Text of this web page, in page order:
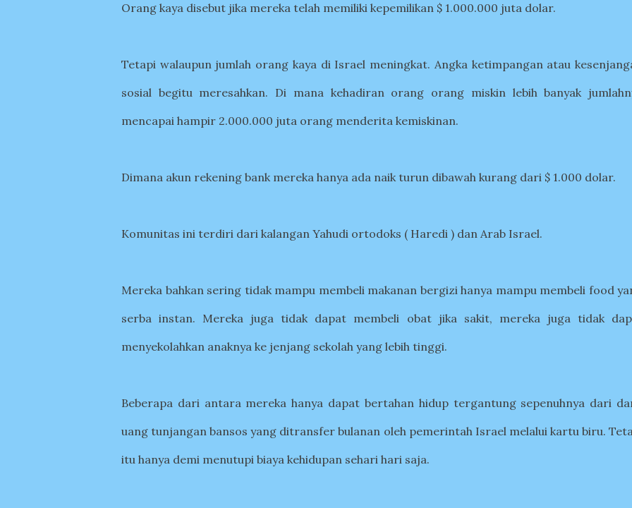
Orang kaya disebut jika mereka telah memiliki kepemilikan $ 1.000.000 juta dolar.
Tetapi walaupun jumlah orang kaya di Israel meningkat. Angka ketimpangan atau
sosial begitu meresahkan. Di mana kehadiran orang orang miskin lebih banyak
mencapai hampir 2.000.000 juta orang menderita kemiskinan.
Dimana akun rekening bank mereka hanya ada naik turun dibawah kurang dari $ 1.000 dolar.
Komunitas ini terdiri dari kalangan Yahudi ortodoks ( Haredi ) dan Arab Israel.
Mereka bahkan sering tidak mampu membeli makanan bergizi hanya mampu membeli food
serba instan. Mereka juga tidak dapat membeli obat jika sakit, mereka juga tidak
menyekolahkan anaknya ke jenjang sekolah yang lebih tinggi.
Beberapa dari antara mereka hanya dapat bertahan hidup tergantung sepenuhnya dari
uang tunjangan bansos yang ditransfer bulanan oleh pemerintah Israel melalui kartu biru.
itu hanya demi menutupi biaya kehidupan sehari hari saja.